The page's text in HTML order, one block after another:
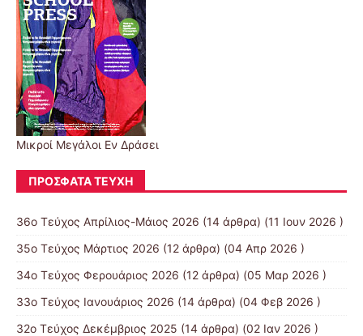
Μικροί Μεγάλοι Εν Δράσει
ΠΡΌΣΦΑΤΑ ΤΕΎΧΗ
36ο Τεύχος Απρίλιος-Μάιος 2026 (14 άρθρα) (11 Ιουν 2026 )
35ο Τεύχος Μάρτιος 2026 (12 άρθρα) (04 Απρ 2026 )
34ο Τεύχος Φερουάριος 2026 (12 άρθρα) (05 Μαρ 2026 )
33ο Τεύχος Ιανουάριος 2026 (14 άρθρα) (04 Φεβ 2026 )
32ο Τεύχος Δεκέμβριος 2025 (14 άρθρα) (02 Ιαν 2026 )